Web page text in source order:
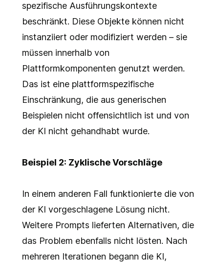
spezifische Ausführungskontexte
beschränkt. Diese Objekte können nicht
instanziiert oder modifiziert werden – sie
müssen innerhalb von
Plattformkomponenten genutzt werden.
Das ist eine plattformspezifische
Einschränkung, die aus generischen
Beispielen nicht offensichtlich ist und von
der KI nicht gehandhabt wurde.
Beispiel 2: Zyklische Vorschläge
In einem anderen Fall funktionierte die von
der KI vorgeschlagene Lösung nicht.
Weitere Prompts lieferten Alternativen, die
das Problem ebenfalls nicht lösten. Nach
mehreren Iterationen begann die KI,